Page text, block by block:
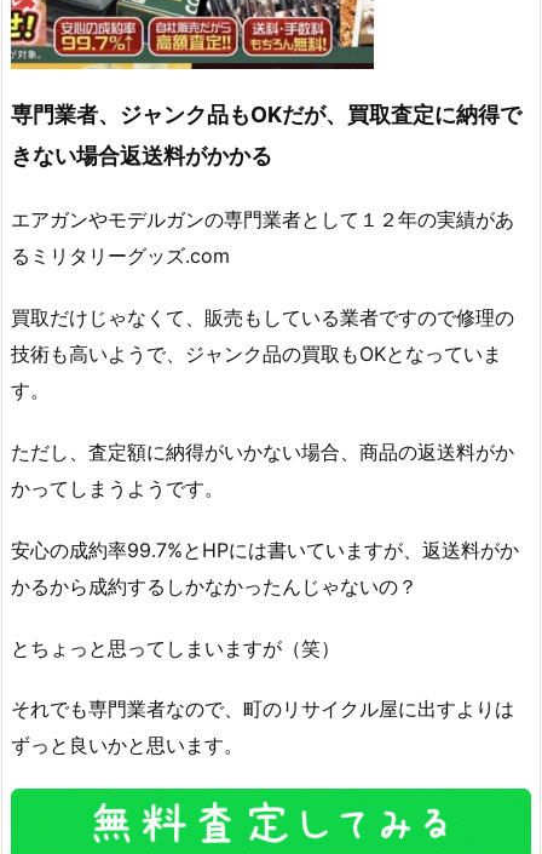
専門業者、ジャンク品もOKだが、買取査定に納得で
きない場合返送料がかかる
エアガンやモデルガンの専門業者として１２年の実績があ
るミリタリーグッズ.com
買取だけじゃなくて、販売もしている業者ですので修理の
技術も高いようで、ジャンク品の買取もOKとなっていま
す。
ただし、査定額に納得がいかない場合、商品の返送料がか
かってしまうようです。
安心の成約率99.7%とHPには書いていますが、返送料がか
かるから成約するしかなかったんじゃないの？
とちょっと思ってしまいますが（笑）
それでも専門業者なので、町のリサイクル屋に出すよりは
ずっと良いかと思います。